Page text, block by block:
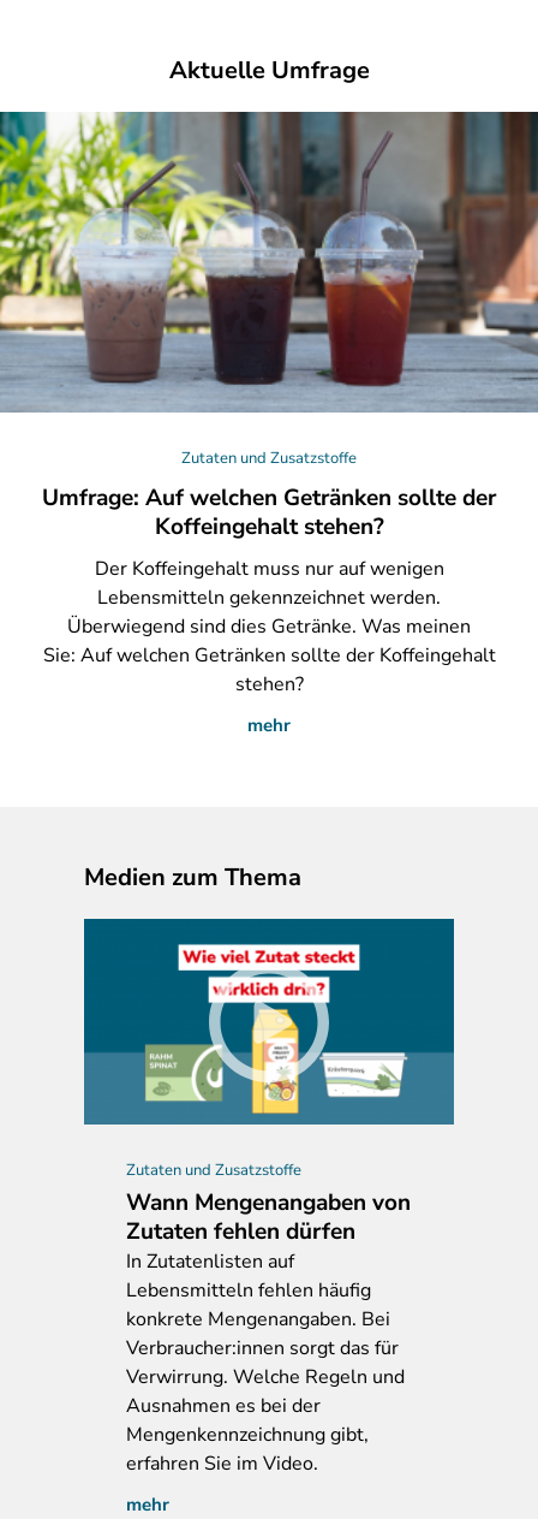
Aktuelle Umfrage
Zutaten und Zusatzstoffe
Umfrage: Auf welchen Getränken sollte der
Koffeingehalt stehen?
DerKoffeingehalt muss nur auf wenigen
Lebensmitteln gekennzeichnet werden.
Überwiegend sind dies Getränke. Was meinen
Sie: Auf welchen Getränken sollte der Koffeingehalt
stehen?
mehr
Medien zum Thema
Zutaten und Zusatzstoffe
Wann Mengenangaben von
Zutaten fehlen dürfen
In Zutatenlisten auf
Lebensmitteln fehlen häufig
konkrete Mengenangaben. Bei
Verbraucher:innen sorgt das für
Verwirrung. Welche Regeln und
Ausnahmen es bei der
Mengenkennzeichnung gibt,
erfahren Sie im Video.
mehr